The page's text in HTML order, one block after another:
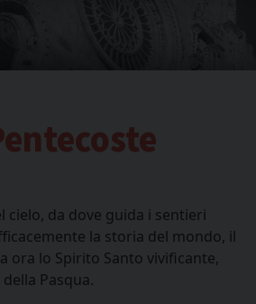
cielo, da dove guida i sentieri
la storia del mondo, il
ora lo Spirito Santo vivificante,
Pasqua.